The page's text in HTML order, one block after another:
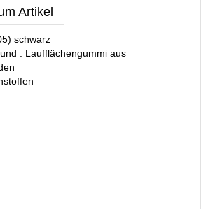
Artikel
schwarz
: Laufflächengummi aus